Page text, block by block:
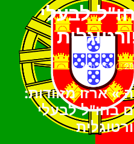
לבעלי
1:53 pm
»ארזו מזוודות:
בחו"ל לבעלי